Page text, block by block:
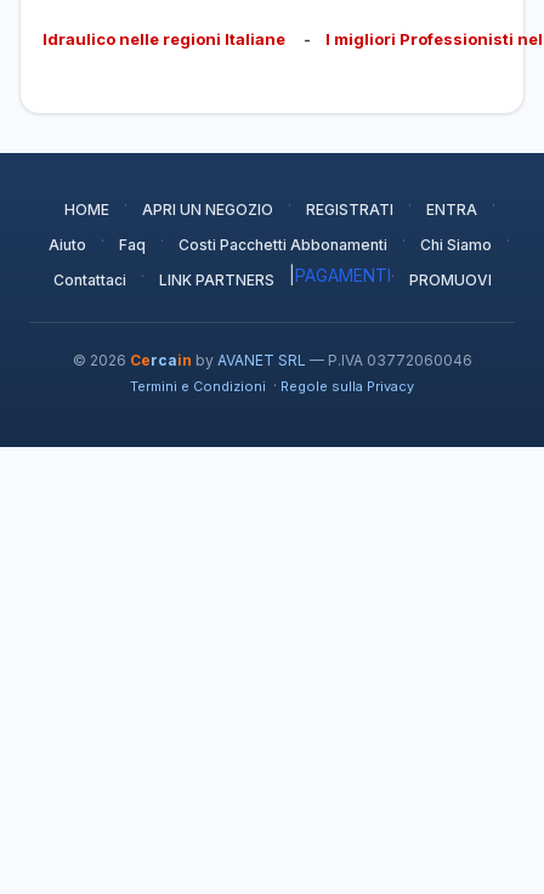
Idraulico nelle regioni Italiane - I migliori Professionisti
HOME · APRI UN NEGOZIO · REGISTRATI · ENTRA ·
Aiuto · Faq · Costi Pacchetti Abbonamenti · Chi Siamo ·
Contattaci · LINK PARTNERS PAGAMENTI· PROMUOVI
© 2026 Cercain by AVANET SRL — P.IVA 03772060046
Termini e Condizioni · Regole sulla Privacy